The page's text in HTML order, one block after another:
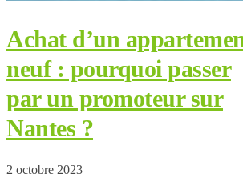
Achat d’un
neuf : pourquoi passer
par un promoteur sur
Nantes ?
2 octobre 2023